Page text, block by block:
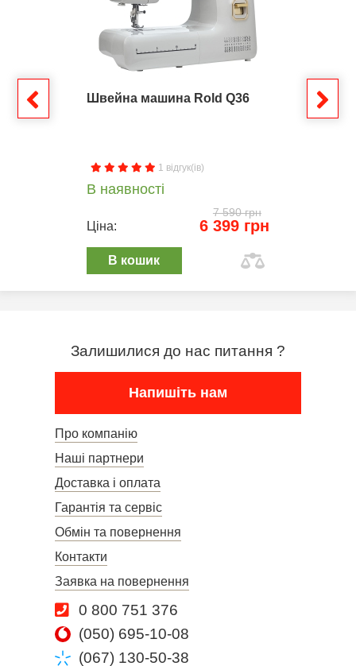
Швейна машина Rold Q36
1 відгук(ів)
В наявності
7 590 грн
Ціна: 6 399 грн
В кошик
Залишилися до нас питання ?
Напишіть нам
Про компанію
Наші партнери
Доставка і оплата
Гарантія та сервіс
Обмін та повернення
Контакти
Заявка на повернення
0 800 751 376
(050) 695-10-08
(067) 130-50-38